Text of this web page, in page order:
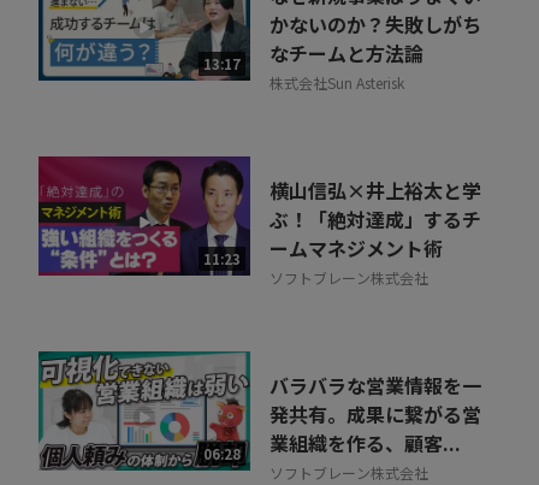
13:17
かないのか？失敗しがち
なチームと方法論
株式会社Sun Asterisk
11:23
横山信弘×井上裕太と学
ぶ！「絶対達成」するチ
ームマネジメント術
ソフトブレーン株式会社
06:28
バラバラな営業情報を一
発共有。成果に繋がる営
業組織を作る、顧客...
ソフトブレーン株式会社